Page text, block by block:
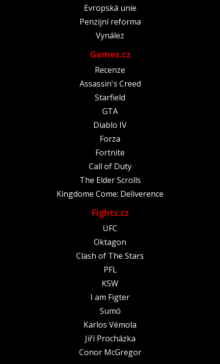
Evropská unie
Penzijní reforma
Vynález
Games.cz
Recenze
Assassin's Creed
Starfield
GTA
Diablo IV
Forza
Fortnite
Call of Duty
The Elder Scrolls
Kingdome Come: Deliverence
Fights.cz
UFC
Oktagon
Clash of The Stars
PFL
KSW
I am Figter
Sumó
Karlos Vémola
Jiří Procházka
Conor McGregor